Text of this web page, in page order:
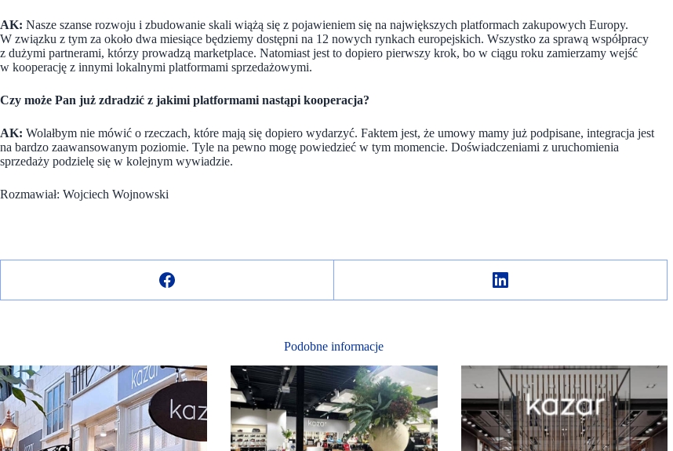
AK: Nasze szanse rozwoju i zbudowanie skali wiążą się z pojawieniem się na największych platformach zakupowych Europy.
W związku z tym za około dwa miesiące będziemy dostępni na 12 nowych rynkach europejskich. Wszystko za sprawą współpracy
z dużymi partnerami, którzy prowadzą marketplace. Natomiast jest to dopiero pierwszy krok, bo w ciągu roku zamierzamy wejść
w kooperację z innymi lokalnymi platformami sprzedażowymi.
Czy może Pan już zdradzić z jakimi platformami nastąpi kooperacja?
AK: Wolałbym nie mówić o rzeczach, które mają się dopiero wydarzyć. Faktem jest, że umowy mamy już podpisane, integracja jest
na bardzo zaawansowanym poziomie. Tyle na pewno mogę powiedzieć w tym momencie. Doświadczeniami z uruchomienia
sprzedaży podzielę się w kolejnym wywiadzie.
Rozmawiał: Wojciech Wojnowski
Podobne informacje